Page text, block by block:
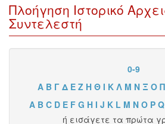
Πλοήγηση Ιστορικό
Συντελεστή
0-9
Α Β Γ Δ Ε Ζ Η Θ Ι Κ Λ Μ Ν Ξ Ο Π
A B C D E F G H I J K L M N O P Q
ή εισάγετε τα πρώτα